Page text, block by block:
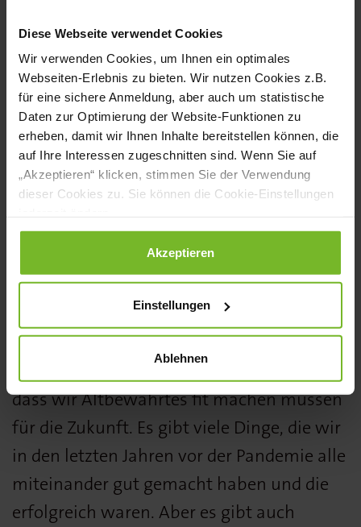
Diese Webseite verwendet Cookies
Wir verwenden Cookies, um Ihnen ein optimales
Webseiten-Erlebnis zu bieten. Wir nutzen Cookies z.B.
für eine sichere Anmeldung, aber auch um statistische
Daten zur Optimierung der Website-Funktionen zu
erheben, damit wir Ihnen Inhalte bereitstellen können, die
auf Ihre Interessen zugeschnitten sind. Wenn Sie auf
„Akzeptieren“ klicken, stimmen Sie der Verwendung
dieser Cookies zu. Sie können die Cookie-Einstellungen
Datenschutzerklärung|Impressum
Akzeptieren
Einstellungen
Ablehnen
Vorteil ist, dass jeder Themenbereich der
Internorga nun einen eigenen Eingang hat.
Man muss sich also nicht mehr durch die
halbe Messe arbeiten, wenn man
eigentlich nur Küchentechnik oder
Nahrungsmittel und Getränke sehen will.
Die Internorga 2022 steht unter dem
Leitgedanken „Zurück in die Zukunft“.
Was ist damit genau gemeint?
dass wir Altbewährtes fit machen müssen
für die Zukunft. Es gibt viele Dinge, die wir
in den letzten Jahren vor der Pandemie alle
miteinander gut gemacht haben und die
erfolgreich waren. Aber es gibt auch